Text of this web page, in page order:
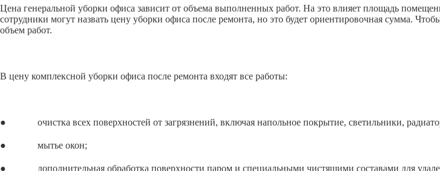
Цена генеральной уборки офиса зависит от объема выполненных работ. На это влияет площадь
сотрудники могут назвать цену уборки офиса после ремонта, но это будет ориентировочная сумма.
объем работ.
В цену комплексной уборки офиса после ремонта входят все работы:
● очистка всех поверхностей от загрязнений, включая напольное покрытие, светильники,
● мытье окон;
● дополнительная обработка поверхности паром и специальными чистящими составами для